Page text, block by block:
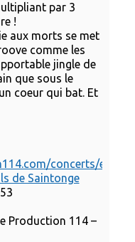
par 3
!
aux morts se met
comme les
jingle de
que sous le
coeur qui bat. Et
concerts/eden
de Saintonge
Production 114 –